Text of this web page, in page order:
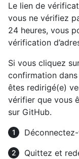
Le lien de
vous ne vérifiez
24 heures, vous
vérification
Si vous cliquez
confirmation
êtes redirigé(e)
vérifier que vous
sur GitHub.
Quittez et